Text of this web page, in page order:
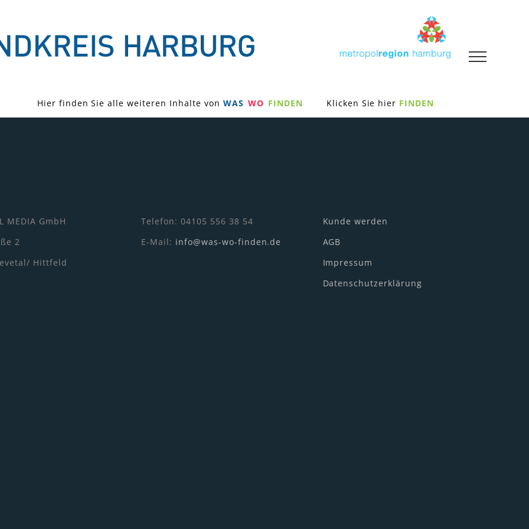
Hier finden Sie alle weiteren Inhalte von WAS WO FINDEN Klicken Sie hier FINDEN
MEDIA GmbH
2
Hittfeld
Telefon: 04105 556 38 54
E-Mail: info@was-wo-finden.de
Kunde werden
AGB
Impressum
Datenschutzerklärung